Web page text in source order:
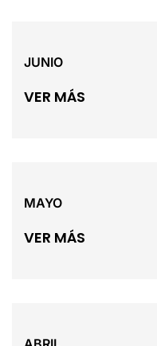
JUNIO
VER MÁS
MAYO
VER MÁS